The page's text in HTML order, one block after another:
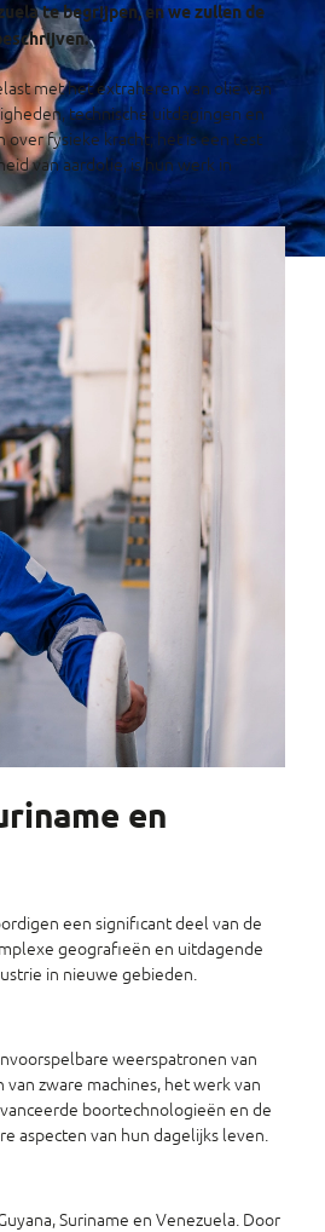
te begrijpen, en we zullen de
met het extraheren van olie van
technische uitdagingen en
over fysieke kracht; het is een test
van aardolie, is hun werk in
en
een significant deel van de
geografieën en uitdagende
in nieuwe gebieden.
weerspatronen van
zware machines, het werk van
boortechnologieën en de
aspecten van hun dagelijks leven.
Suriname en Venezuela. Door